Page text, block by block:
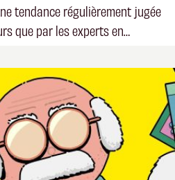
tendance régulièrement jugée
que par les experts en